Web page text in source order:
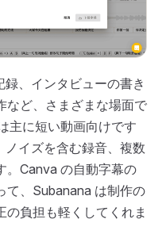
、インタビューの書き
など、さまざまな場面で
主に短い動画向けです
イズを含む録音、複数
。Canva の自動字幕の
て、Subanana は制作の
負担も軽くしてくれま